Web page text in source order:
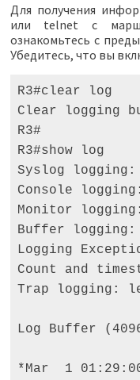
Для получения
или telnet с
ознакомьтесь с
Убедитесь, что вы
R3#clear log
Clear logging
R3#
R3#show log
Syslog
Console
Monitor
Buffer logging:
Logging
Count and
Trap logging:
Log Buffer
*Mar  1